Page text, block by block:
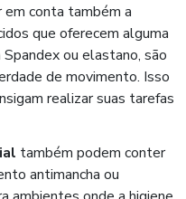
conta também a
que oferecem alguma
ou elastano, são
de movimento. Isso
realizar suas tarefas
também podem conter
antimancha ou